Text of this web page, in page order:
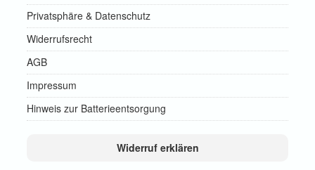
Privatsphäre & Datenschutz
Widerrufsrecht
AGB
Impressum
Hinweis zur Batterieentsorgung
Widerruf erklären